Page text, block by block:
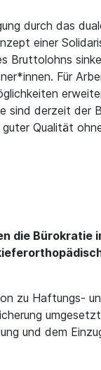
durch das
einer
Bruttolohns
Für
sind derzeit der
Qualität
die Bürokratie
zu Haftungs-
und dem